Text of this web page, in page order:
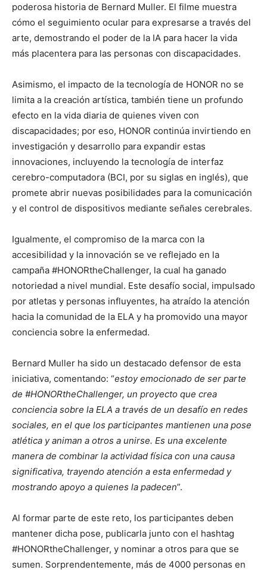
poderosa historia de Bernard Muller. El filme muestra
cómo el seguimiento ocular para expresarse a través del
arte, demostrando el poder de la IA para hacer la vida
más placentera para las personas con discapacidades.
Asimismo, el impacto de la tecnología de HONOR no se
limita a la creación artística, también tiene un profundo
efecto en la vida diaria de quienes viven con
discapacidades; por eso, HONOR continúa invirtiendo en
investigación y desarrollo para expandir estas
innovaciones, incluyendo la tecnología de interfaz
cerebro-computadora (BCI, por su siglas en inglés), que
promete abrir nuevas posibilidades para la comunicación
y el control de dispositivos mediante señales cerebrales.
Igualmente, el compromiso de la marca con la
accesibilidad y la innovación se ve reflejado en la
campaña #HONORtheChallenger, la cual ha ganado
notoriedad a nivel mundial. Este desafío social, impulsado
por atletas y personas influyentes, ha atraído la atención
hacia la comunidad de la ELA y ha promovido una mayor
conciencia sobre la enfermedad.
Bernard Muller ha sido un destacado defensor de esta
iniciativa, comentando: “estoy emocionado de ser parte
de #HONORtheChallenger, un proyecto que crea
conciencia sobre la ELA a través de un desafío en redes
sociales, en el que los participantes mantienen una pose
atlética y animan a otros a unirse. Es una excelente
manera de combinar la actividad física con una causa
significativa, trayendo atención a esta enfermedad y
mostrando apoyo a quienes la padecen”.
Al formar parte de este reto, los participantes deben
mantener dicha pose, publicarla junto con el hashtag
#HONORtheChallenger, y nominar a otros para que se
sumen. Sorprendentemente, más de 4000 personas en